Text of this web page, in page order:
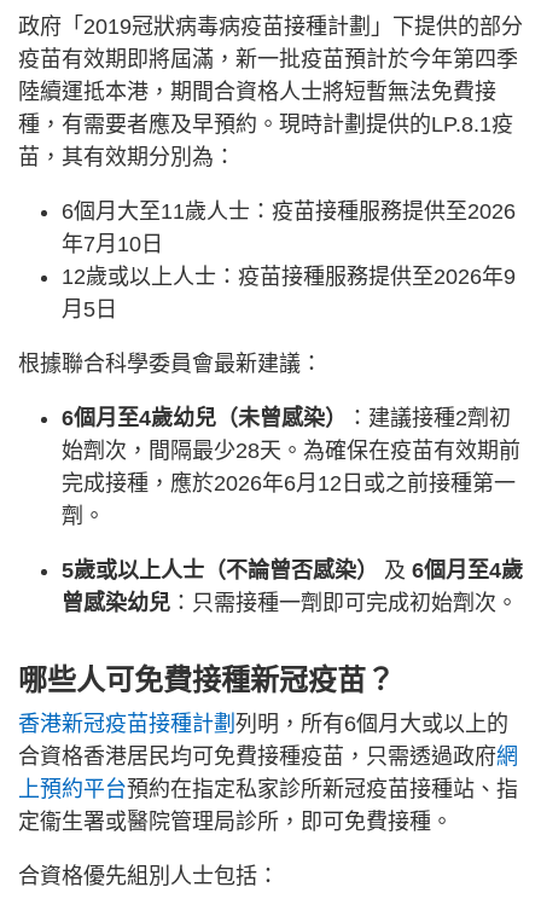
政府「2019冠狀病毒病疫苗接種計劃」下提供的部分
疫苗有效期即將屆滿，新一批疫苗預計於今年第四季
陸續運抵本港，期間合資格人士將短暫無法免費接
種，有需要者應及早預約。現時計劃提供的LP.8.1疫
苗，其有效期分別為：
6個月大至11歲人士：疫苗接種服務提供至2026
年7月10日
12歲或以上人士：疫苗接種服務提供至2026年9
月5日
根據聯合科學委員會最新建議：
6個月至4歲幼兒（未曾感染）
：建議接種2劑初
始劑次，間隔最少28天。為確保在疫苗有效期前
完成接種，應於2026年6月12日或之前接種第一
劑。
5歲或以上人士（不論曾否感染） 及 6個月至4歲
曾感染幼兒 ：只需接種一劑即可完成初始劑次。
哪些人可免費接種新冠疫苗？
香港新冠疫苗接種計劃 列明，所有6個月大或以上的
合資格香港居民均可免費接種疫苗，只需透過政府網
上預約平台預約在指定私家診所新冠疫苗接種站、指
定衞生署或醫院管理局診所，即可免費接種。
合資格優先組別人士包括：